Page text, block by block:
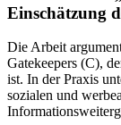
Einschätzung
Die Arbeit
Gatekeepers (C),
ist. In der Praxis
sozialen und